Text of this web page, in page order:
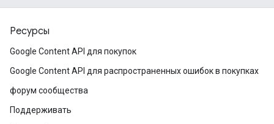
Ресурсы
Google Content API для покупок
Google Content API для распространенных ошибок в покупках
форум сообщества
Поддерживать